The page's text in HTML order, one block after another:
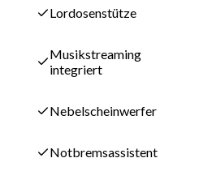
Lordosenstütze
Musikstreaming
integriert
Nebelscheinwerfer
Notbremsassistent